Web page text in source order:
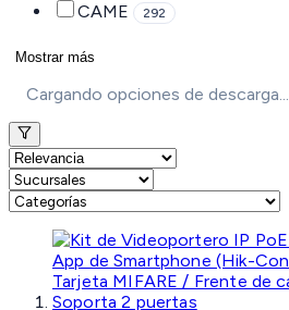
CAME 292
Mostrar más
Cargando opciones de descarga...